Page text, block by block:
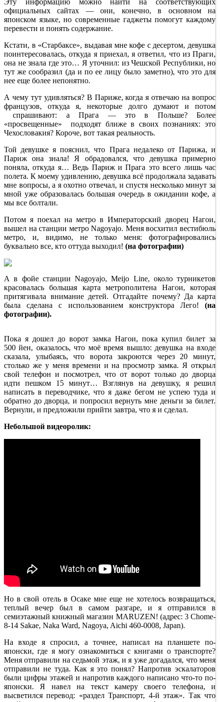
Эту информацию можно найти на соответствующих
официальных сайтах — они, конечно, в основном на
японском языке, но современные гаджеты помогут каждому
перевести и понять содержание.
Кстати, в «Старбаксе», выдавая мне кофе с десертом, девушка
поинтересовалась, откуда я приехал, я ответил, что из Праги,
она не знала где это… Я уточнил: из Чешской Республики, но
тут же сообразил (да и по ее лицу было заметно), что это для
нее еще более непонятно.
А чему тут удивляться? В Париже, когда я отвечаю на вопрос
французов, откуда я, некоторые долго думают и потом
спрашивают: а Прага — это в Польше? Более
«просвещенные» подходят ближе в своих познаниях: это
Чехословакия? Короче, вот такая реальность.
Той девушке я пояснил, что Прага недалеко от Парижа, и
Париж она знала! Я обрадовался, что девушка примерно
поняла, откуда я… Ведь Париж и Прага это всего лишь час
полета. К моему удивлению, девушка всё продолжала задавать
мне вопросы, а я охотно отвечал, и спустя несколько минут за
мной уже образовалась большая очередь в ожидании кофе, а
мы все болтали.
Потом я поехал на метро в Императорский дворец Нагои,
вышел на станции метро Nagoyajo. Меня восхитил вестибюль
метро, и, видимо, не только меня: фотографировались
буквально все, кто оттуда выходил! (на фотографии)
А в фойе станции Nagoyajo, Meijo Line, около турникетов
красовалась большая карта метрополитена Нагои, которая
притягивала внимание детей. Отгадайте почему? Да карта
была сделана с использованием конструктора Лего! (на
фотографии).
Пока я дошел до ворот замка Нагои, пока купил билет за
500 йен, оказалось, что моё время вышло: девушка на входе
сказала, улыбаясь, что ворота закроются через 20 минут,
столько же у меня времени и на просмотр замка. Я открыл
свой телефон и посмотрел, что от ворот только до дворца
идти пешком 15 минут… Взглянув на девушку, я решил
написать в переводчике, что я даже бегом не успею туда и
обратно до дворца, и попросил вернуть мне деньги за билет.
Вернули, и предложили прийти завтра, что я и сделал.
Небольшой видеоролик:
Но в свой отель в Осаке мне еще не хотелось возвращаться,
теплый вечер был в самом разгаре, и я отправился в
семиэтажный книжный магазин MARUZEN! (адрес: 3 Chome-
8-14 Sakae, Naka Ward, Nagoya, Aichi 460-0008, Japan).
На входе я спросил, а точнее, написал на планшете по-
японски, где я могу ознакомиться с книгами о транспорте?
Меня отправили на седьмой этаж, и я уже догадался, что меня
отправили не туда. Как я это понял? Напротив эскалаторов
были цифры этажей и напротив каждого написано что-то по-
японски. Я навел на текст камеру своего телефона, и
высветился перевод: «раздел Транспорт, 4-й этаж». Так что